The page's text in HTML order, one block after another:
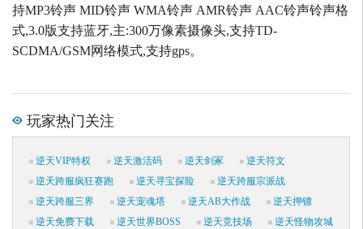
持MP3铃声 MID铃声 WMA铃声 AMR铃声 AAC铃声铃声格
式,3.0版支持蓝牙,主:300万像素摄像头,支持TD-
SCDMA/GSM网络模式,支持gps。
玩家热门关注
逆天VIP特权 逆天激活码 逆天剑冢
逆天符文
逆天跨服疯狂赛跑
逆天寻宝探险
逆天跨服宗派战
逆天跨服三界
逆天宠魂塔 逆天AB大作战
逆天押镖
逆天免费下载
逆天世界BOSS 逆天竞技场 逆天怪物攻城